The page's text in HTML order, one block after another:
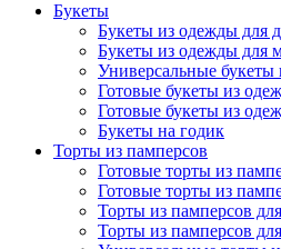
Букеты
Букеты из одежды для
Букеты из одежды для
Универсальные букеты
Готовые букеты из
Готовые букеты из
Букеты на годик
Торты из памперсов
Готовые торты из
Готовые торты из
Торты из памперсов
Торты из памперсов